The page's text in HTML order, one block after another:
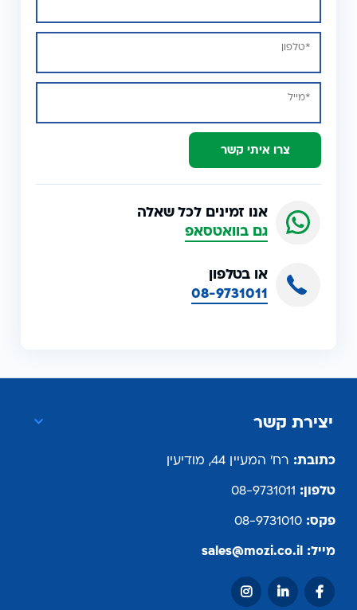
צרו איתי קשר
אנו זמינים לכל שאלה
גם בוואטסאפ
או בטלפון
08-9731011
יצירת קשר
כתובת: רח' המעיין 44, מודיעין
טלפון: 08-9731011
פקס: 08-9731010
מייל: sales@mozi.co.il